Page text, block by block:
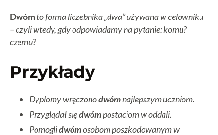
Dwómto forma liczebnika „dwa” używana w celowniku
– czyli wtedy, gdy odpowiadamy na pytanie: komu?
czemu?
Przykłady
Dyplomy wręczonodwómnajlepszym uczniom.
Przyglądał siędwómpostaciom w oddali.
Pomoglidwómosobom poszkodowanym w